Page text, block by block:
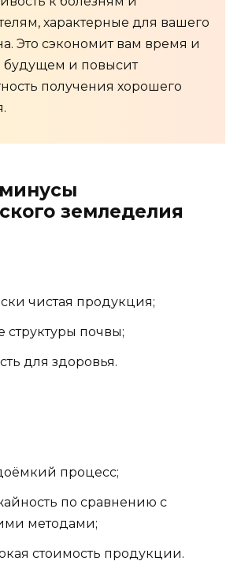
характерные для вашего
Это сэкономит вам время и
будущем и повысит
получения хорошего
земледелия
чистая продукция;
структуры почвы;
для здоровья.
процесс;
по сравнению с
методами;
стоимость продукции.